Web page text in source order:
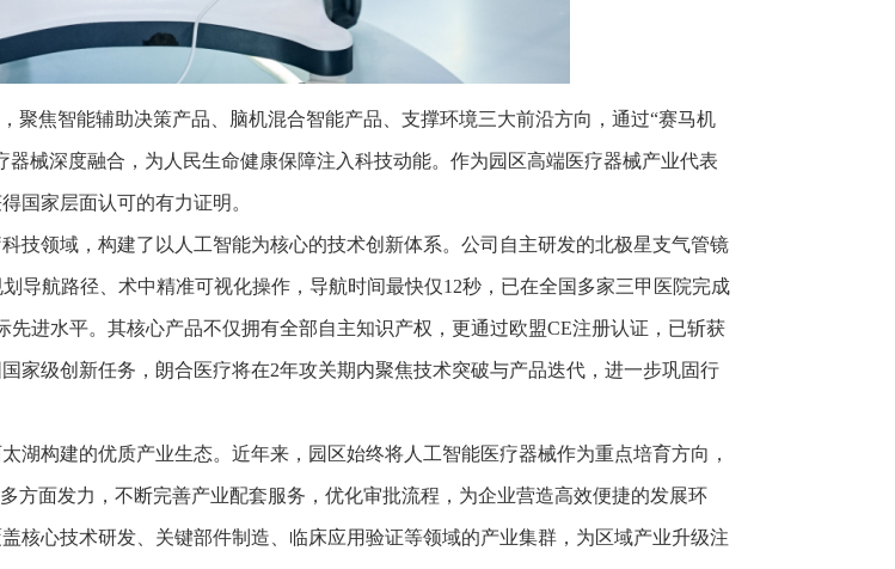
聚焦智能辅助决策产品、脑机混合智能产品、支撑环境三大前沿方向，通过“赛马机
械深度融合，为人民生命健康保障注入科技动能。作为园区高端医疗器械产业代表
国家层面认可的有力证明。
技领域，构建了以人工智能为核心的技术创新体系。公司自主研发的北极星支气管镜
导航路径、术中精准可视化操作，导航时间最快仅12秒，已在全国多家三甲医院完成
进水平。其核心产品不仅拥有全部自主知识产权，更通过欧盟CE注册认证，已斩获
家级创新任务，朗合医疗将在2年攻关期内聚焦技术突破与产品迭代，进一步巩固行
湖构建的优质产业生态。近年来，园区始终将人工智能医疗器械作为重点培育方向，
方面发力，不断完善产业配套服务，优化审批流程，为企业营造高效便捷的发展环
核心技术研发、关键部件制造、临床应用验证等领域的产业集群，为区域产业升级注